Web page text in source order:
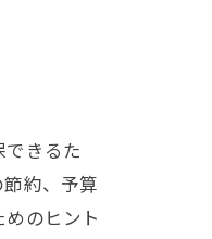
きるた
約、予算
のヒント